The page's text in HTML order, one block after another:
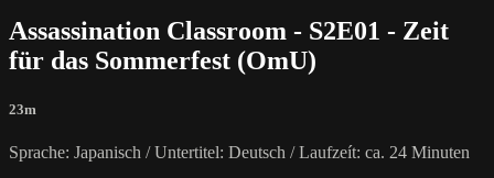
Assassination Classroom - S2E01 - Zeit
für das Sommerfest (OmU)
23m
Sprache: Japanisch / Untertitel: Deutsch / Laufzeít: ca. 24 Minuten